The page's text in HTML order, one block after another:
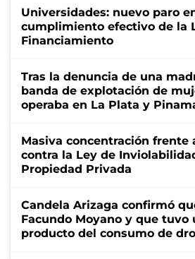
Universidades: nuevo paro
cumplimiento efectivo de la
Financiamiento
Tras la denuncia de una
banda de explotación de
operaba en La Plata y
Masiva concentración frente
contra la Ley de
Propiedad Privada
Candela Arizaga confirmó
Facundo Moyano y que tuvo
producto del consumo de